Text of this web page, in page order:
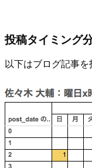
投稿タイミング
以下はブログ記事を